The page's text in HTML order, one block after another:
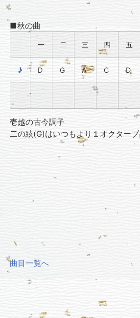
■秋の曲
一 二 三 四 五
♪ D G A C D
壱越の古今調子
二の絃(G)はいつもより１オクター
曲目一覧へ